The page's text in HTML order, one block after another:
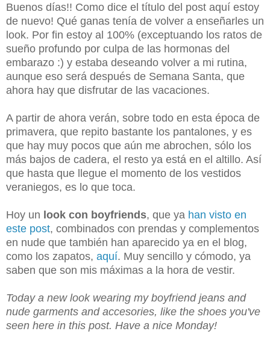
Buenos días!! Como dice el título del post aquí estoy
de nuevo! Qué ganas tenía de volver a enseñarles un
look. Por fin estoy al 100% (exceptuando los ratos de
sueño profundo por culpa de las hormonas del
embarazo :) y estaba deseando volver a mi rutina,
aunque eso será después de Semana Santa, que
ahora hay que disfrutar de las vacaciones.
A partir de ahora verán, sobre todo en esta época de
primavera, que repito bastante los pantalones, y es
que hay muy pocos que aún me abrochen, sólo los
más bajos de cadera, el resto ya está en el altillo. Así
que hasta que llegue el momento de los vestidos
veraniegos, es lo que toca.
Hoy un look con boyfriends, que ya han visto en
este post, combinados con prendas y complementos
en nude que también han aparecido ya en el blog,
como los zapatos, aquí. Muy sencillo y cómodo, ya
saben que son mis máximas a la hora de vestir.
Today a new look wearing my boyfriend jeans and
nude garments and accesories, like the shoes you've
seen here in this post. Have a nice Monday!